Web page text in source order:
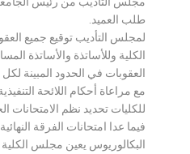
طلب العميد.
لمجلس التأديب توقيع جميع
الكلية وللأساتذة والأساتذة
العقوبات في الحدود المبينة لكل
مع مراعاة أحكام اللائحة
للكليات تحديد نظم الامتحانات
فيما عدا امتحانات الفرقة
البكالوريوس يعين مجلس